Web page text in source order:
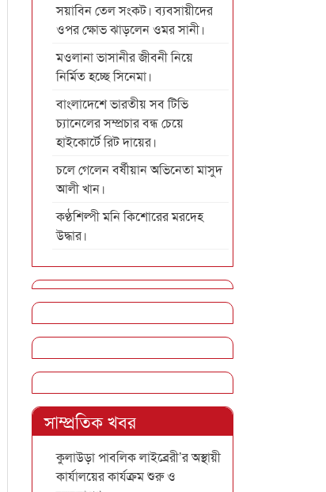
সয়াবিন তেল সংকট। ব্যবসায়ীদের
ওপর ক্ষোভ ঝাড়লেন ওমর সানী।
মওলানা ভাসানীর জীবনী নিয়ে
নির্মিত হচ্ছে সিনেমা।
বাংলাদেশে ভারতীয় সব টিভি
চ্যানেলের সম্প্রচার বন্ধ চেয়ে
হাইকোর্টে রিট দায়ের।
চলে গেলেন বর্ষীয়ান অভিনেতা মাসুদ
আলী খান।
কণ্ঠশিল্পী মনি কিশোরের মরদেহ
উদ্ধার।
সাম্প্রতিক খবর
কুলাউড়া পাবলিক লাইব্রেরী’র অস্থায়ী
কার্যালয়ের কার্যক্রম শুরু ও